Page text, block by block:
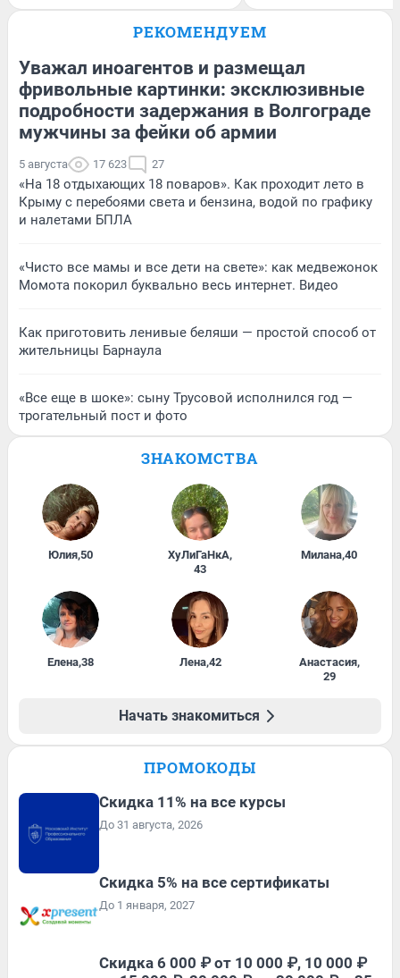
РЕКОМЕНДУЕМ
Уважал иноагентов и размещал
фривольные картинки: эксклюзивные
подробности задержания в Волгограде
мужчины за фейки об армии
5 августа 17 623 27
«На 18 отдыхающих 18 поваров». Как проходит лето в
Крыму с перебоями света и бензина, водой по графику
и налетами БПЛА
«Чисто все мамы и все дети на свете»: как медвежонок
Момота покорил буквально весь интернет. Видео
Как приготовить ленивые беляши — простой способ от
жительницы Барнаула
«Все еще в шоке»: сыну Трусовой исполнился год —
трогательный пост и фото
ЗНАКОМСТВА
Юлия,50 ХуЛиГаНкА,
43
Милана,40
Елена,38 Лена,42 Анастасия,
29
Начать знакомиться
ПРОМОКОДЫ
Скидка 11% на все курсы
До 31 августа, 2026
Скидка 5% на все сертификаты
До 1 января, 2027
Скидка 6 000 ₽ от 10 000 ₽, 10 000 ₽